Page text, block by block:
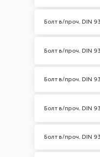
Болт в/проч. DIN
Болт в/проч. DIN
Болт в/проч. DIN
Болт в/проч. DIN
Болт в/проч. DIN